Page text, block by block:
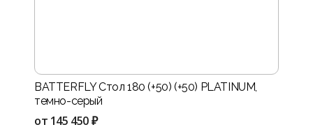
BATTERFLY Стол 180 (+50) (+50) PLATINUM,
темно-серый
от 145 450 ₽